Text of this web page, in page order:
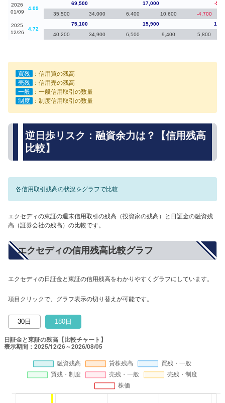
2026
01/09
4.09
69,500 17,000
-
35,500
34,000 6,400 10,600 -4,700
2025
12/26
4.72
75,100 15,900
40,200
34,900 6,500 9,400 5,800
買残
：信用買の残高
売残
：信用売の残高
一般
：一般信用取引の数量
制度
：制度信用取引の数量
逆日歩リスク：融資余力は？【信用残高
比較】
各信用取引残高の状況をグラフで比較
エクセディの東証の週末信用取引の残高（投資家の残高）と日証金の融資残
高（証券会社の残高）の比較です。
エクセディの信用残高比較グラフ
エクセディの日証金と東証の信用残高をわかりやすくグラフにしています。
項目クリックで、グラフ表示の切り替えが可能です。
30日 180日